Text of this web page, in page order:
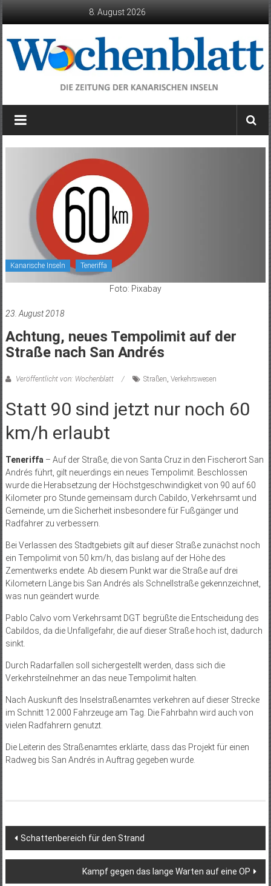
8. August 2026
Wochenblatt
die
Kanarischen
Kanarische Inseln Teneriffa
Foto: Pixabay
23. August 2018
Achtung, neues Tempolimit auf der
Straße nach San Andrés
Veröffentlicht von: Wochenblatt Straßen, Verkehrswesen
Statt 90 sind jetzt nur noch 60
km/h erlaubt
Teneriffa– Auf der Straße, die von Santa Cruz in den Fischerort San
Andrés führt, gilt neuerdings ein neues Tempolimit. Beschlossen
wurde die Herabsetzung der Höchstgeschwindigkeit von 90 auf 60
Kilometer pro Stunde gemeinsam durch Cabildo, Verkehrsamt und
Gemeinde, um die Sicherheit insbesondere für Fußgänger und
Radfahrer zu verbessern.
Bei Verlassen des Stadtgebiets gilt auf dieser Straße zunächst noch
ein Tempolimit von 50 km/h, das bislang auf der Höhe des
Zementwerks endete. Ab diesem Punkt war die Straße auf drei
Kilometern Länge bis San Andrés als Schnellstraße gekennzeichnet,
was nun geändert wurde.
Pablo Calvo vom Verkehrsamt DGT begrüßte die Entscheidung des
Cabildos, da die Unfallgefahr, die auf dieser Straße hoch ist, dadurch
sinkt.
Durch Radarfallen soll sichergestellt werden, dass sich die
Verkehrsteilnehmer an das neue Tempolimit halten.
Nach Auskunft des Inselstraßenamtes verkehren auf dieser Strecke
im Schnitt 12.000 Fahrzeuge am Tag. Die Fahrbahn wird auch von
vielen Radfahrern genutzt.
Die Leiterin des Straßenamtes erklärte, dass das Projekt für einen
Radweg bis San Andrés in Auftrag gegeben wurde.
Beitragsnavigation
Schattenbereich für den Strand
Kampf gegen das lange Warten auf eine OP